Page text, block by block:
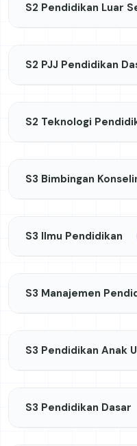
S2 Pendidikan Luar
S2 PJJ Pendidikan
S2 Teknologi
S3 Bimbingan
S3 Ilmu Pendidikan
S3 Manajemen
S3 Pendidikan Anak
S3 Pendidikan Dasar